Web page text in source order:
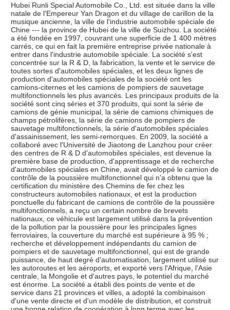
Hubei Runli Special Automobile Co., Ltd. est située dans la ville
natale de l'Empereur Yan Dragon et du village de carillon de la
musique ancienne, la ville de l'industrie automobile spéciale de
Chine --- la province de Hubei de la ville de Suizhou. La société
a été fondée en 1997, couvrant une superficie de 1 400 mètres
carrés, ce qui en fait la première entreprise privée nationale à
entrer dans l'industrie automobile spéciale. La société s'est
concentrée sur la R & D, la fabrication, la vente et le service de
toutes sortes d'automobiles spéciales, et les deux lignes de
production d'automobiles spéciales de la société ont les
camions-citernes et les camions de pompiers de sauvetage
multifonctionnels les plus avancés. Les principaux produits de la
société sont cinq séries et 370 produits, qui sont la série de
camions de génie municipal, la série de camions chimiques de
champs pétrolifères, la série de camions de pompiers de
sauvetage multifonctionnels, la série d'automobiles spéciales
d'assainissement, les semi-remorques. En 2009, la société a
collaboré avec l'Université de Jiaotong de Lanzhou pour créer
des centres de R & D d'automobiles spéciales, est devenue la
première base de production, d'apprentissage et de recherche
d'automobiles spéciales en Chine, avait développé le camion de
contrôle de la poussière multifonctionnel qui n'a obtenu que la
certification du ministère des Chemins de fer chez les
constructeurs automobiles nationaux, et est la production
ponctuelle du fabricant de camions de contrôle de la poussière
multifonctionnels, a reçu un certain nombre de brevets
nationaux, ce véhicule est largement utilisé dans la prévention
de la pollution par la poussière pour les principales lignes
ferroviaires, la couverture du marché est supérieure à 95 % ;
recherche et développement indépendants du camion de
pompiers et de sauvetage multifonctionnel, qui est de grande
puissance, de haut degré d'automatisation, largement utilisé sur
les autoroutes et les aéroports, et exporté vers l'Afrique, l'Asie
centrale, la Mongolie et d'autres pays, le potentiel du marché
est énorme. La société a établi des points de vente et de
service dans 21 provinces et villes, a adopté la combinaison
d'une vente directe et d'un modèle de distribution, et construit